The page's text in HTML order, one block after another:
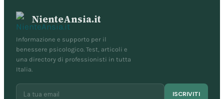
NienteAnsia.it
Informazione e supporto per il
benessere psicologico. Test, articoli e
una directory di professionisti in tutta
Italia.
ISCRIVITI